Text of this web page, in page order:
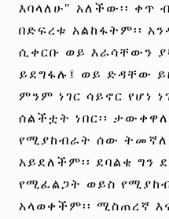
እባላለሁ" አለችው፡፡ ቀጥ
በድፍረቱ አልከፋትም፡፡
ሲቀርቡ ወይ እራሳቸውን
ይደግፋሉ፤ ወይ ድዳቸው
ምንም ነገር ሳይኖር የሆነ
ሰልችቷት ነበር፡፡
የሚያከብራት ሰው
አይደለችም፡፡ ደባልቄ ግን
የሚፈልጋት ወይስ
አላወቀችም፡፡ ሚስጠረኛ እና